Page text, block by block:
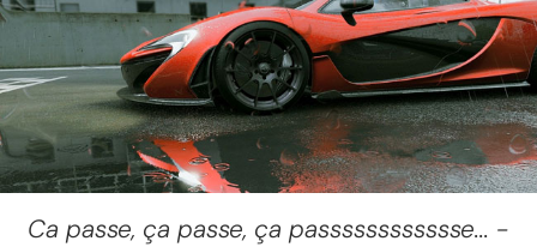
Ca passe, ça passe, ça passsssssssssse... -